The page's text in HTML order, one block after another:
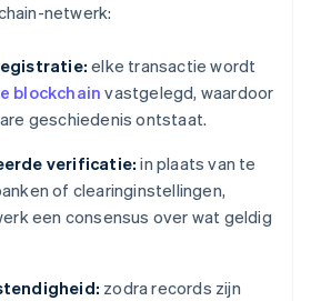
netwerk:
elke transactie wordt
blockchain vastgelegd, waardoor
geschiedenis ontstaat.
verificatie: in plaats van te
of clearinginstellingen,
een consensus over wat geldig
zodra records zijn